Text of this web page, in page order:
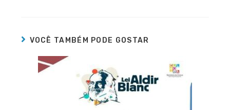
VOCÊ TAMBÉM PODE GOSTAR